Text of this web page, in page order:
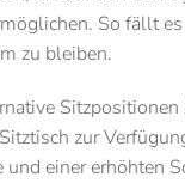
So fällt
zu bleiben.
Sitztisch zur
und einer erhöhten